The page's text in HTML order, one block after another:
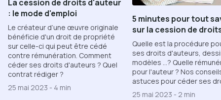
La cession de droits d'auteur
: le mode d'emploi
Le créateur d’une œuvre originale
bénéficie d'un droit de propriété
sur celle-ci qui peut être cédé
contre rémunération. Comment
céder ses droits d'auteurs ? Quel
contrat rédiger ?
25 mai 2023 - 4 min
5 minutes pour tout
sur la cession de
Quelle est la procédure
ses droits d'auteurs,
modèles ...? Quelle
pour l'auteur ? Nos
astuces pour céder ses
25 mai 2023 - 2 min